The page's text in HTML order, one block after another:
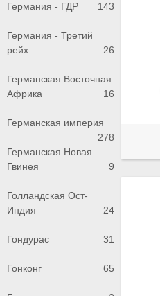
Германия - ГДР 143
Германия - Третий
рейх
26
Германская Восточная
Африка
16
Германская империя
278
Германская Новая
Гвинея
9
Голландская Ост-
Индия
24
Гондурас 31
Гонконг 65